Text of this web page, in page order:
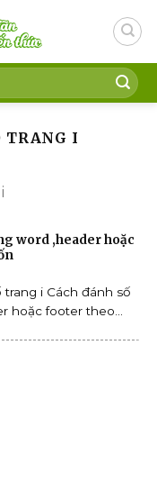
TRANG I
word ,header hoặc
trang i Cách đánh số
hoặc footer theo...